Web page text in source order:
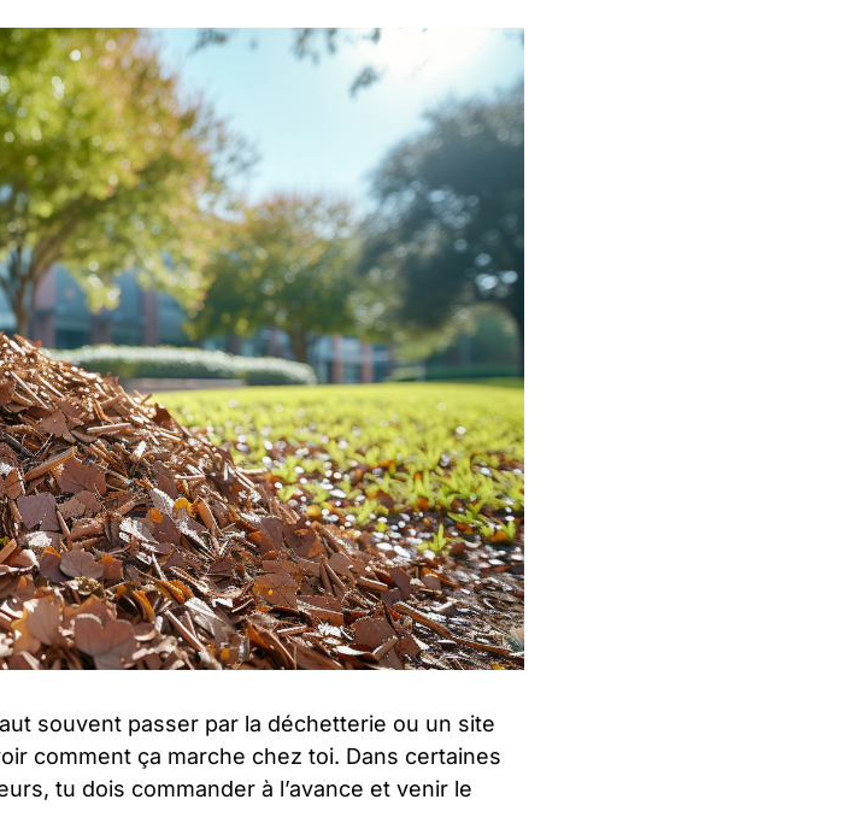
souvent passer par la déchetterie ou un site
comment ça marche chez toi. Dans certaines
tu dois commander à l’avance et venir le